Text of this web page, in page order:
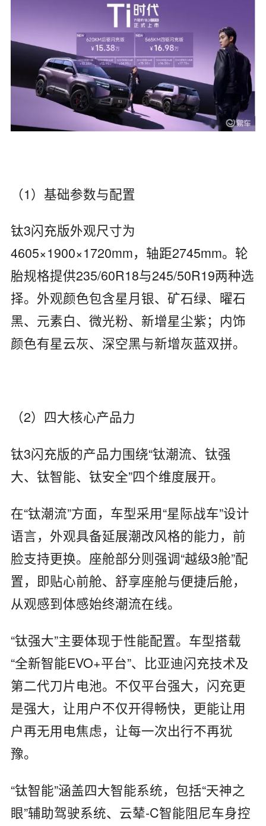
（1）基础参数与配置
钛3闪充版外观尺寸为
4605×1900×1720mm，轴距2745mm。轮
胎规格提供235/60R18与245/50R19两种选
择。外观颜色包含星月银、矿石绿、曜石
黑、元素白、微光粉、新增星尘紫；内饰
颜色有星云灰、深空黑与新增灰蓝双拼。
（2）四大核心产品力
钛3闪充版的产品力围绕“钛潮流、钛强
大、钛智能、钛安全”四个维度展开。
在“钛潮流”方面，车型采用“星际战车”设计
语言，外观具备延展潮改风格的能力，前
脸支持更换。座舱部分则强调“越级3舱”配
置，即贴心前舱、舒享座舱与便捷后舱，
从观感到体感始终潮流在线。
“钛强大”主要体现于性能配置。车型搭载
“全新智能EVO+平台”、比亚迪闪充技术及
第二代刀片电池。不仅平台强大，闪充更
是强大，让用户不仅开得畅快，更能让用
户再无用电焦虑，让每一次出行不再犹
豫。
“钛智能”涵盖四大智能系统，包括“天神之
眼”辅助驾驶系统、云辇-C智能阻尼车身控